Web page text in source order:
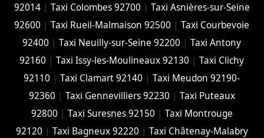
92014| Taxi Colombes 92700 | Taxi Asnières-sur-Seine
92600 |Taxi Rueil-Malmaison 92500 |Taxi Courbevoie
92400 |Taxi Neuilly-sur-Seine 92200 |Taxi Antony
92160 |Taxi Issy-les-Moulineaux 92130 |Taxi Clichy
92110 |Taxi Clamart 92140 |Taxi Meudon 92190-
92360 | Taxi Gennevilliers 92230 | Taxi Puteaux
92800 | Taxi Suresnes 92150 | Taxi Montrouge
92120 | Taxi Bagneux 92220 | Taxi Châtenay-Malabry